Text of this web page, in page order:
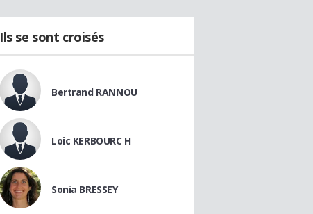
Ils se sont croisés
Bertrand RANNOU
Loic KERBOURC H
Sonia BRESSEY